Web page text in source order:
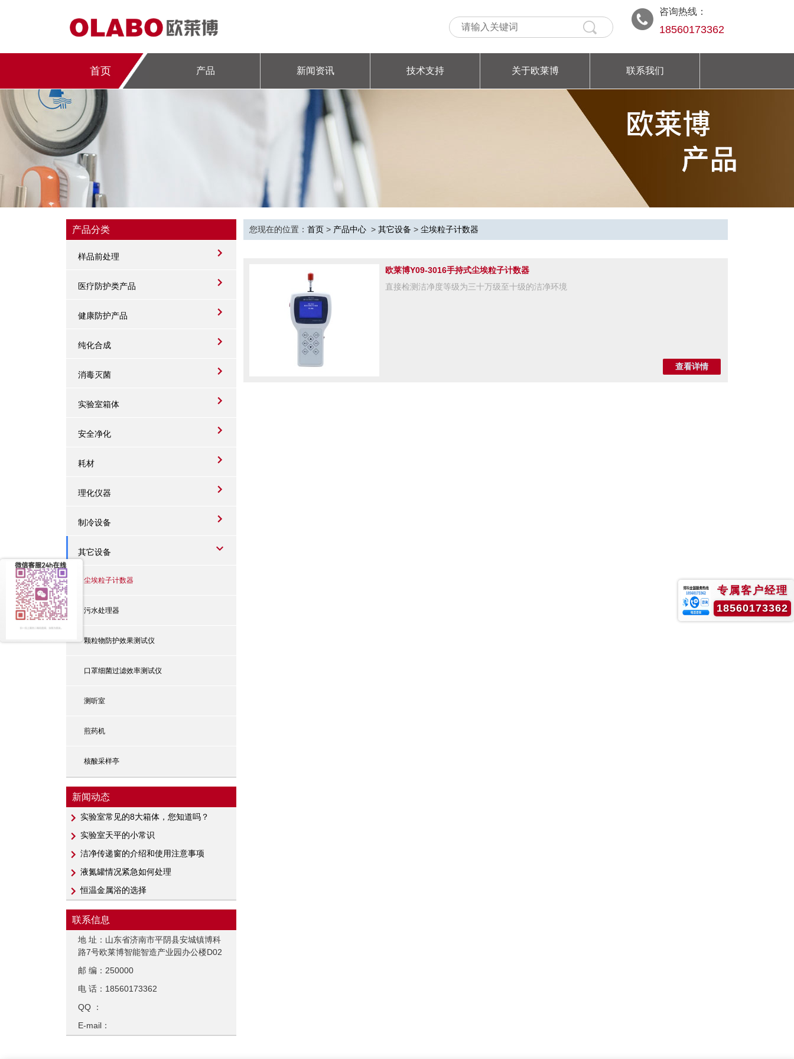
咨询热线：
18560173362
首页 产品 新闻资讯 技术支持 关于欧莱博 联系我们
产品分类
样品前处理
医疗防护类产品
健康防护产品
纯化合成
消毒灭菌
实验室箱体
安全净化
耗材
理化仪器
制冷设备
其它设备
尘埃粒子计数器
污水处理器
颗粒物防护效果测试仪
口罩细菌过滤效率测试仪
测听室
煎药机
核酸采样亭
新闻动态
实验室常见的8大箱体，您知道吗？
实验室天平的小常识
洁净传递窗的介绍和使用注意事项
液氮罐情况紧急如何处理
恒温金属浴的选择
联系信息
地 址：山东省济南市平阴县安城镇博科
路7号欧莱博智能智造产业园办公楼D02
邮 编：250000
电 话：18560173362
QQ ：
E-mail：
您现在的位置： 首页 > 产品中心 > 其它设备 > 尘埃粒子计数器
欧莱博Y09-3016手持式尘埃粒子计数器
直接检测洁净度等级为三十万级至十级的洁净环境
查看详情
专属客户经理
18560173362